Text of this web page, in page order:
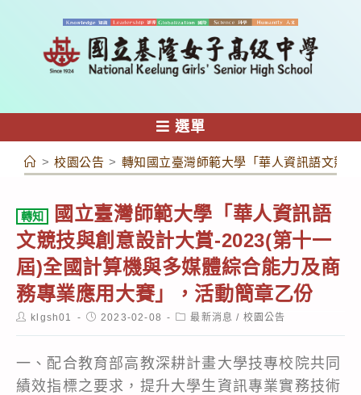
容
選單
> 校園公告 > 轉知國立臺灣師範大學「華人資訊語文競
轉知
國立臺灣師範大學「華人資訊語
文競技與創意設計大賞-2023(第十一
屆)全國計算機與多媒體綜合能力及商
務專業應用大賽」，活動簡章乙份
Postklgsh01
Post2023-02-08
Post最新消息 / 校園公告
一、配合教育部高教深耕計畫大學技專校院共同
績效指標之要求，提升大學生資訊專業實務技術